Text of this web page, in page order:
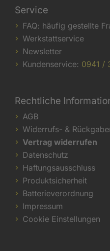
Service
FAQ: häufig gestellte
Werkstattservice
Newsletter
Kundenservice: 0941 /
Rechtliche
AGB
Widerrufs- &
Vertrag widerrufen
Datenschutz
Haftungsausschluss
Produktsicherheit
Batterieverordnung
Impressum
Cookie Einstellungen